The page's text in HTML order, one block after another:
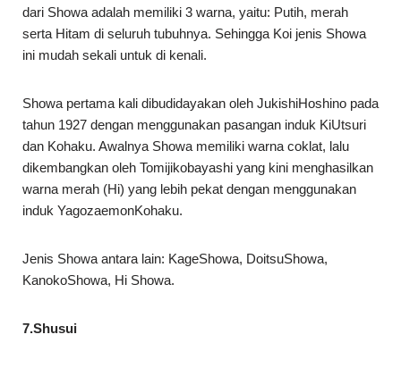
dari Showa adalah memiliki 3 warna, yaitu: Putih, merah
serta Hitam di seluruh tubuhnya. Sehingga Koi jenis Showa
ini mudah sekali untuk di kenali.
Showa pertama kali dibudidayakan oleh JukishiHoshino pada
tahun 1927 dengan menggunakan pasangan induk KiUtsuri
dan Kohaku. Awalnya Showa memiliki warna coklat, lalu
dikembangkan oleh Tomijikobayashi yang kini menghasilkan
warna merah (Hi) yang lebih pekat dengan menggunakan
induk YagozaemonKohaku.
Jenis Showa antara lain: KageShowa, DoitsuShowa,
KanokoShowa, Hi Showa.
7.Shusui